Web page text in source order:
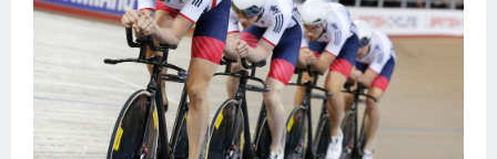
Категории Фото
Много картинок...
Футбол